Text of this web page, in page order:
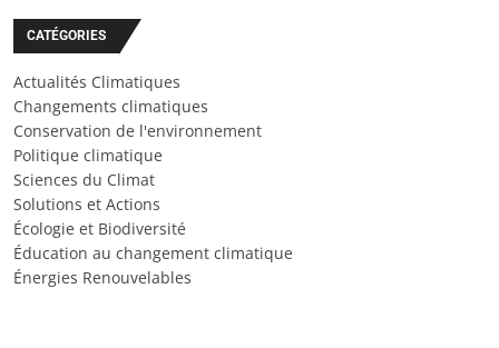
CATÉGORIES
Actualités Climatiques
Changements climatiques
Conservation de l'environnement
Politique climatique
Sciences du Climat
Solutions et Actions
Écologie et Biodiversité
Éducation au changement climatique
Énergies Renouvelables